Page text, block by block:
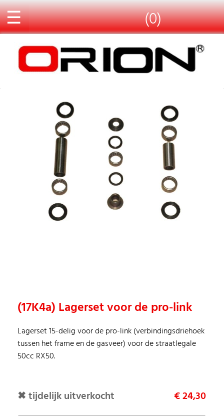
☰ (0)
(17K4a) Lagerset voor de pro-link
Lagerset 15-delig voor de pro-link (verbindingsdriehoek
tussen het frame en de gasveer) voor de straatlegale
50cc RX50.
✖ tijdelijk uitverkocht € 24,30